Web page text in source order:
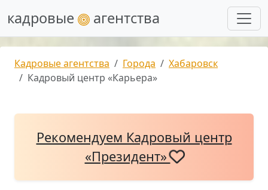
кадровые агентства
Кадровые агентства Города
Хабаровск
Кадровый центр «Карьера»
Рекомендуем Кадровый центр
«Президент»